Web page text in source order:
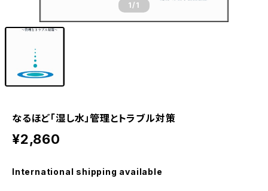
1/1
なるほど「湿し水」管理とトラブル対策
¥2,860
International shipping available